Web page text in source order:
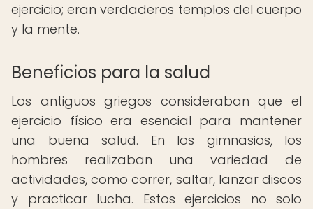
ejercicio; eran verdaderos templos del cuerpo
y la mente.
Beneficios para la salud
Los antiguos griegos consideraban que el
ejercicio físico era esencial para mantener
una buena salud. En los gimnasios, los
hombres realizaban una variedad de
actividades, como correr, saltar, lanzar discos
y practicar lucha. Estos ejercicios no solo